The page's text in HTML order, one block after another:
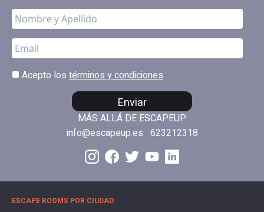
Acepto los términos y condiciones
Enviar
MÁS ALLÁ DE ESCAPEUP
info@escapeup.es 623212318
ESCAPE ROOMS POR CIUDAD